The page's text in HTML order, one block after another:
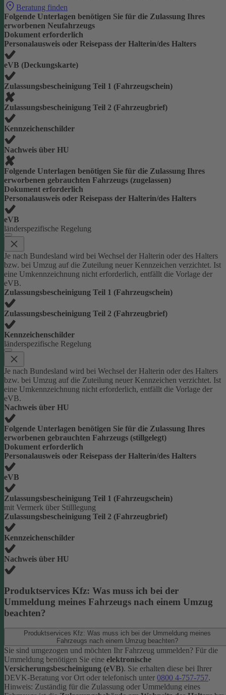
Beratung finden
Folgende Unterlagen benötigen Sie für die Zulassung Ihres
erworbenen Neufahrzeugs
Dokument erforderlich
Personalausweis oder Reisepass der Halterin/des Halters
eVB (Deckungskarte)
Zulassungsbescheinigung Teil 1 (Fahrzeugschein)
Zulassungsbescheinigung Teil 2 (Fahrzeugbrief)
Kennzeichenschilder
Nachweis über HU
Folgende Unterlagen benötigen Sie für die Zulassung Ihres
erworbenen gebrauchten Fahrzeugs (zugelassen)
Dokument erforderlich
Personalausweis oder Reisepass der Halterin/des Halters
eVB
länderspezifische Regelung
Je nach Bundesland wird bei Wechsel der Halterin oder des Halters
bzw. bei Umzug auf die Zuteilung neuer Kennzeichen verzichtet. Ist
eine Umkennzeichnung nicht erforderlich, entfällt die Vorlage der
eVB.
Zulassungsbescheinigung Teil 1 (Fahrzeugschein)
Zulassungsbescheinigung Teil 2 (Fahrzeugbrief)
Kennzeichenschilder
länderspezifische Regelung
Je nach Bundesland wird bei Wechsel der Halterin oder des Halters
bzw. bei Umzug auf die Zuteilung neuer Kennzeichen verzichtet. Ist
eine Umkennzeichnung nicht erforderlich, entfällt die Vorlage der
eVB.
Nachweis über HU
Folgende Unterlagen benötigen Sie für die Zulassung Ihres
erworbenen gebrauchten Fahrzeugs (stillgelegt)
Dokument erforderlich
Personalausweis oder Reisepass der Halterin/des Halters
eVB
Zulassungsbescheinigung Teil 1 (Fahrzeugschein)
mit Vermerk über Stilllegung
Zulassungsbescheinigung Teil 2 (Fahrzeugbrief)
Kennzeichenschilder
Nachweis über HU
Produktservices Kfz: Was muss ich bei der
Ummeldung meines Fahrzeugs nach einem Umzug
beachten?
Produktservices Kfz: Was muss ich bei der Ummeldung meines
Fahrzeugs nach einem Umzug beachten?
Sie sind umgezogen und möchten Ihr Fahrzeug ummelden? Für die
Ummeldung benötigen Sie eine elektronische
Versicherungsbescheinigung (eVB). Sie erhalten diese bei Ihrer
DEVK-Beratung vor Ort oder telefonisch unter 0800 4-757-757.
Hinweis: Zuständig für die Zulassung oder Ummeldung eines